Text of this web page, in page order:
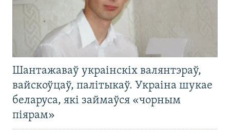
Шантажаваў украінскіх валянтэраў,
вайскоўцаў, палітыкаў. Украіна шукае
беларуса, які займаўся «чорным
піярам»